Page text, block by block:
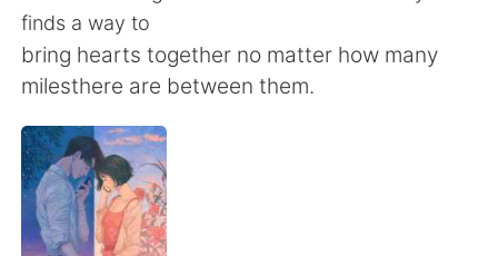
English
简体中文
Español
Français
finds a way to
bring hearts together no matter how many
milesthere are between them.